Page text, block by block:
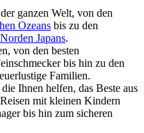
ganzen Welt, von den
Ozeans bis zu den
Norden Japans.
von den besten
bis hin zu den
Familien.
Ihnen helfen, das Beste aus
mit kleinen Kindern
bis hin zum sicheren